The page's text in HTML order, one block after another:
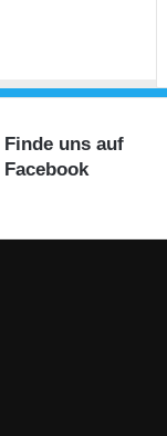
Finde uns auf
Facebook